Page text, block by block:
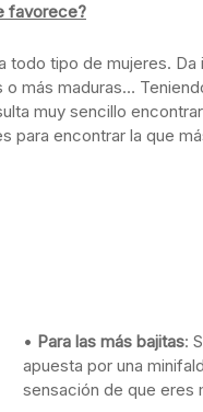
favorece?
todo tipo de mujeres.
más maduras…
muy sencillo
para encontrar la que
un poco más alta,
eres más alta.